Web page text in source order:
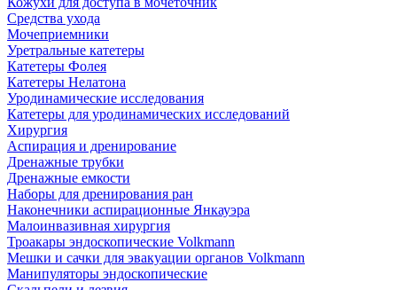
Средства ухода
Мочеприемники
Уретральные катетеры
Катетеры Фолея
Катетеры Нелатона
Уродинамические исследования
Катетеры для уродинамических исследований
Хирургия
Аспирация и дренирование
Дренажные трубки
Дренажные емкости
Наборы для дренирования ран
Наконечники аспирационные Янкауэра
Малоинвазивная хирургия
Троакары эндоскопические Volkmann
Мешки и сачки для эвакуации органов Volkmann
Манипуляторы эндоскопические